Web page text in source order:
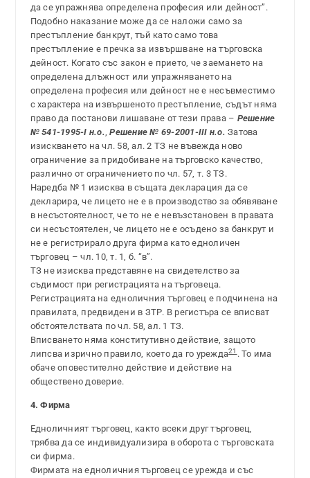
да се упражнява определена професия или дейност”.
Подобно наказание може да се наложи само за
престъпление банкрут, тъй като само това
престъпление е пречка за извършване на търговска
дейност. Когато със закон е прието, че заемането на
определена длъжност или упражняването на
определена професия или дейност не е несъвместимо
с характера на извършеното престъпление, съдът няма
право да постанови лишаване от тези права – Решение
№ 541-1995-I н.о. ,Решение № 69-2001-III н.о. Затова
изискването на чл. 58, ал. 2 ТЗ не въвежда ново
ограничение за придобиване на търговско качество,
различно от ограничението по чл. 57, т. 3 ТЗ.
Наредба № 1 изисква в същата декларация да се
декларира, че лицето не е в производство за обявяване
в несъстоятелност, че то не е невъзстановен в правата
си несъстоятелен, че лицето не е осъдено за банкрут и
не е регистрирало друга фирма като едноличен
търговец – чл. 10, т. 1, б. “в”.
ТЗ не изисква представяне на свидетелство за
съдимост при регистрацията на търговеца.
Регистрацията на едноличния търговец е подчинена на
правилата, предвидени в ЗТР. В регистъра се вписват
обстоятелствата по чл. 58, ал. 1 ТЗ.
Вписването няма конститутивно действие, защото
липсва изрично правило, което да го урежда21 . То има
обаче оповестително действие и действие на
обществено доверие.
4. Фирма
Едноличният търговец, както всеки друг търговец,
трябва да се индивидуализира в оборота с търговската
си фирма.
Фирмата на едноличния търговец се урежда и със